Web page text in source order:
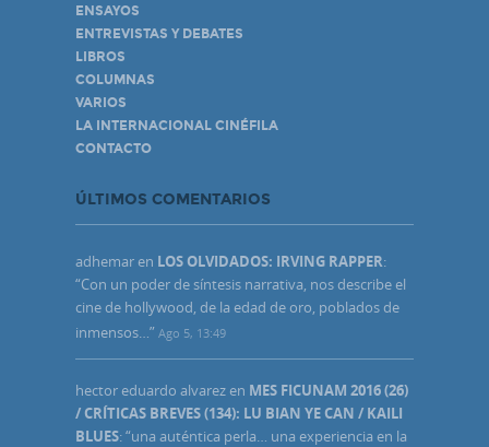
ENSAYOS
ENTREVISTAS Y DEBATES
LIBROS
COLUMNAS
VARIOS
LA INTERNACIONAL CINÉFILA
CONTACTO
ÚLTIMOS COMENTARIOS
adhemar en LOS OLVIDADOS: IRVING RAPPER:
“Con un poder de síntesis narrativa, nos describe el
cine de hollywood, de la edad de oro, poblados de
inmensos…” Ago 5, 13:49
hector eduardo alvarez en MES FICUNAM 2016 (26)
/ CRÍTICAS BREVES (134): LU BIAN YE CAN / KAILI
BLUES: “una auténtica perla… una experiencia en la